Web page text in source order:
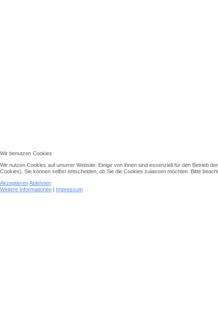
Wir benutzen Cookies
Wir nutzen Cookies auf unserer Website. Einige von ihnen sind essenziell für den Betrieb
Cookies). Sie können selbst entscheiden, ob Sie die Cookies zulassen möchten. Bitte
AkzeptierenAblehnen
Weitere Informationen | Impressum